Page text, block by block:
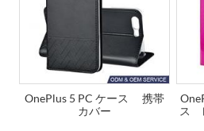
OnePlus 5 PC ケース 携帯
カバー
ス